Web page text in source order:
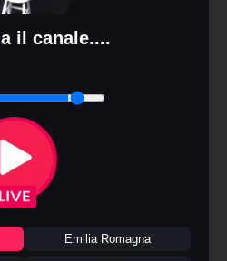
il canale....
Emilia Romagna